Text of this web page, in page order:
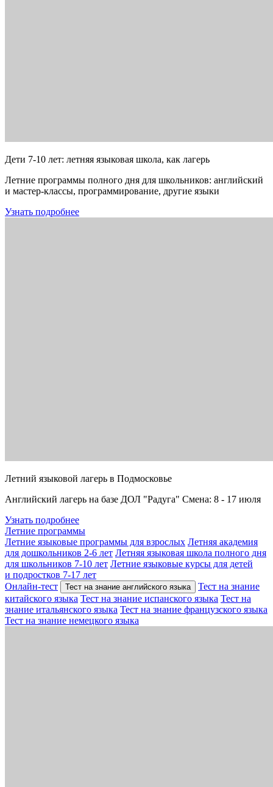
Дети 7-10 лет: летняя языковая школа, как лагерь
Летние программы полного дня для школьников: английский
и мастер-классы, программирование, другие языки
Узнать подробнее
Летний языковой лагерь в Подмосковье
Английский лагерь на базе ДОЛ "Радуга" Смена: 8 - 17 июля
Узнать подробнее
Летние программы
Летние языковые программы для взрослых Летняя академия
для дошкольников 2-6 лет Летняя языковая школа полного дня
для школьников 7-10 лет Летние языковые курсы для детей
и подростков 7-17 лет
Онлайн-тест
Тест на знание английского языка
Тест на знание
китайского языка Тест на знание испанского языка Тест на
знание итальянского языка Тест на знание французского языка
Тест на знание немецкого языка